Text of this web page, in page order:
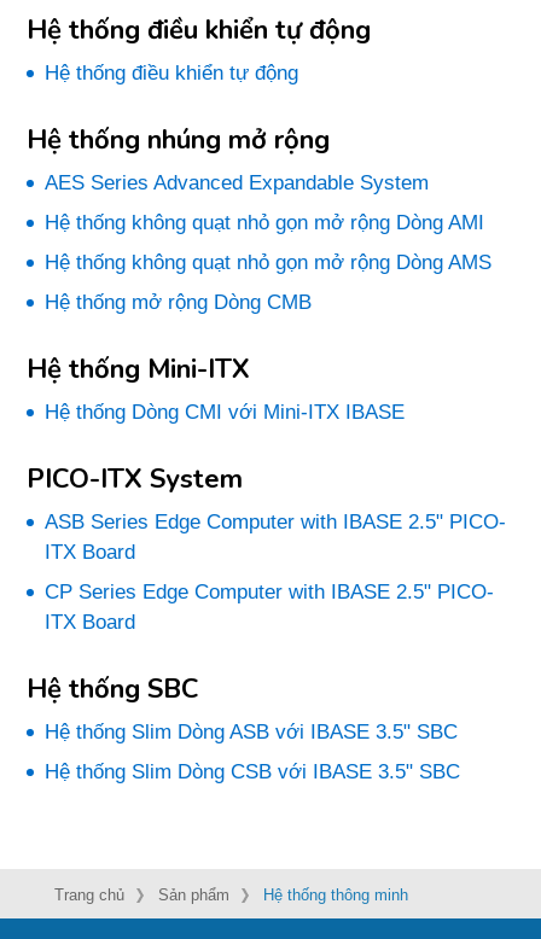
Hệ thống điều khiển tự động
Hệ thống điều khiển tự động
Hệ thống nhúng mở rộng
AES Series Advanced Expandable System
Hệ thống không quạt nhỏ gọn mở rộng Dòng AMI
Hệ thống không quạt nhỏ gọn mở rộng Dòng AMS
Hệ thống mở rộng Dòng CMB
Hệ thống Mini-ITX
Hệ thống Dòng CMI với Mini-ITX IBASE
PICO-ITX System
ASB Series Edge Computer with IBASE 2.5" PICO-
ITX Board
CP Series Edge Computer with IBASE 2.5" PICO-
ITX Board
Hệ thống SBC
Hệ thống Slim Dòng ASB với IBASE 3.5" SBC
Hệ thống Slim Dòng CSB với IBASE 3.5" SBC
Trang chủ Sản phẩm Hệ thống thông minh